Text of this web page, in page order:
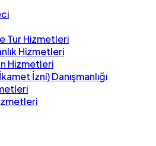
Tur Hizmetleri
Hizmetleri
Hizmetleri
İzni) Danışmanlığı